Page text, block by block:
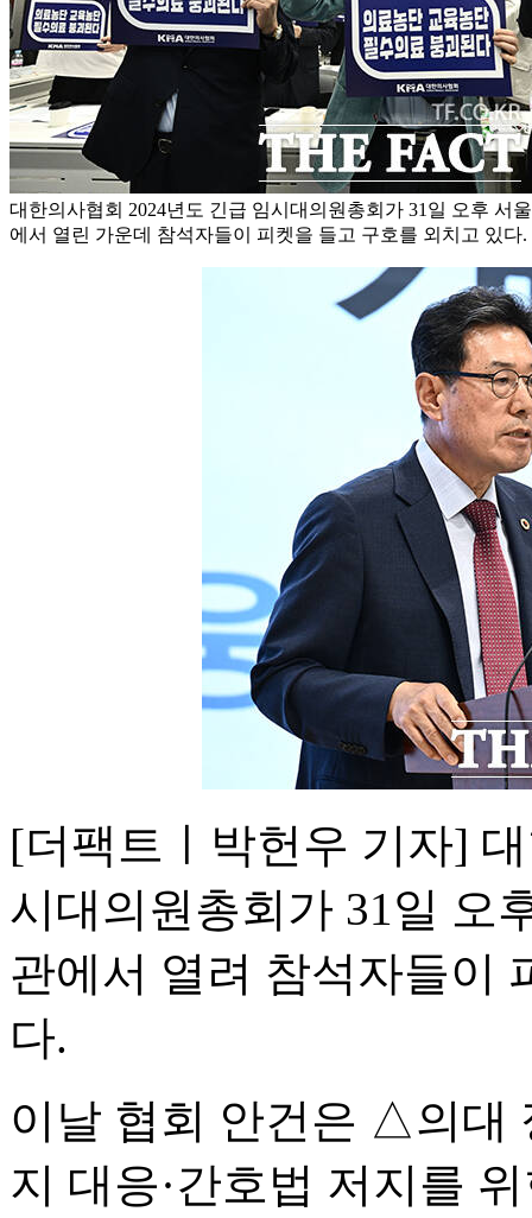
대한의사협회 2024년도 긴급 임시대의원총회가 31일 오후 서
에서 열린 가운데 참석자들이 피켓을 들고 구호를 외치고 있다
[더팩트ㅣ박헌우 기자]
시대의원총회가 31일 오
관에서 열려 참석자들이
다.
이날 협회 안건은 △의대
지 대응·간호법 저지를